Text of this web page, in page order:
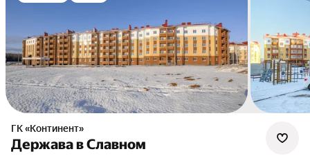
ГК «Континент»
Держава в Славном